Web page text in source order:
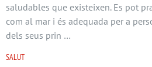
saludables que existeixen. Es pot
com al mar i és adequada per a
dels seus prin …
SALUT